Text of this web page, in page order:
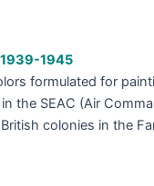
1939-1945
formulated for
the SEAC (Air
colonies in the